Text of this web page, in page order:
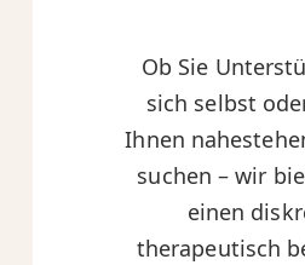
Ob Sie
sich selbst
Ihnen
suchen – wir
einen
therapeutisch